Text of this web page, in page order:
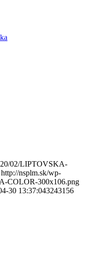
02/LIPTOVSKA-
http://nsplm.sk/wp-
COLOR-300x106.png
30 13:37:043243156